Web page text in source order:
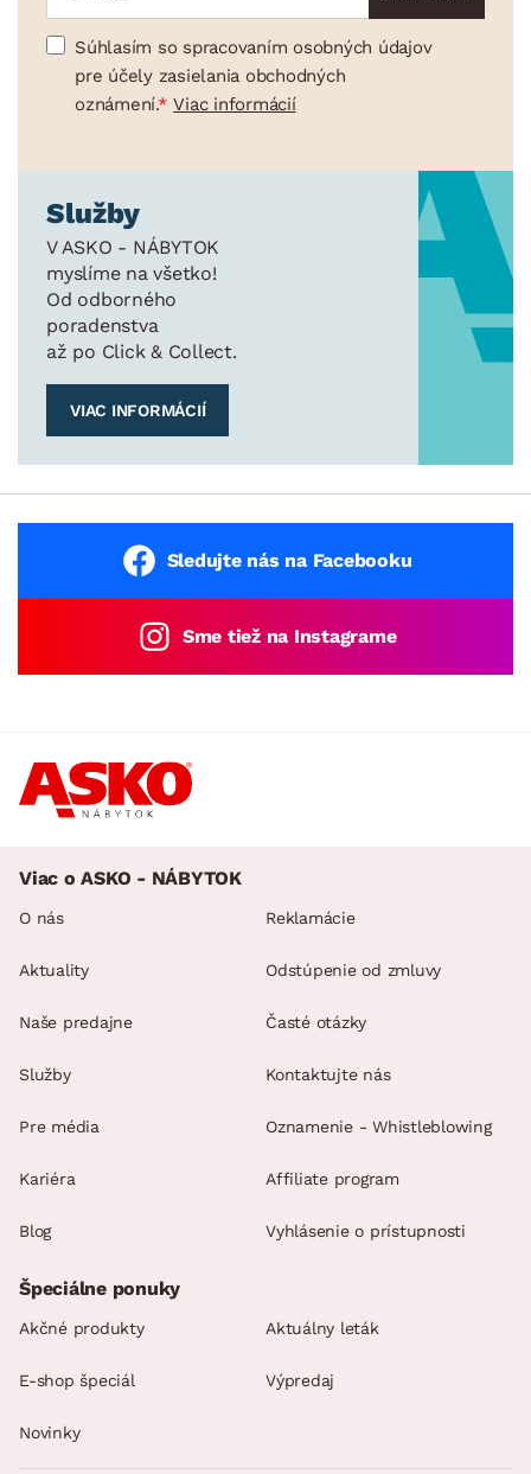
Súhlasím so spracovaním osobných údajov
pre účely zasielania obchodných
oznámení.
Viac informácií
Služby
V ASKO - NÁBYTOK
myslíme na všetko!
Od odborného
poradenstva
až po Click & Collect.
VIAC INFORMÁCIÍ
Sledujte nás na Facebooku
Sme tiež na Instagrame
Viac o ASKO - NÁBYTOK
O nás
Aktuality
Naše predajne
Služby
Pre média
Kariéra
Blog
Reklamácie
Odstúpenie od zmluvy
Časté otázky
Kontaktujte nás
Oznamenie - Whistleblowing
Affiliate program
Vyhlásenie o prístupnosti
Špeciálne ponuky
Akčné produkty Aktuálny leták
E-shop špeciál Výpredaj
Novinky